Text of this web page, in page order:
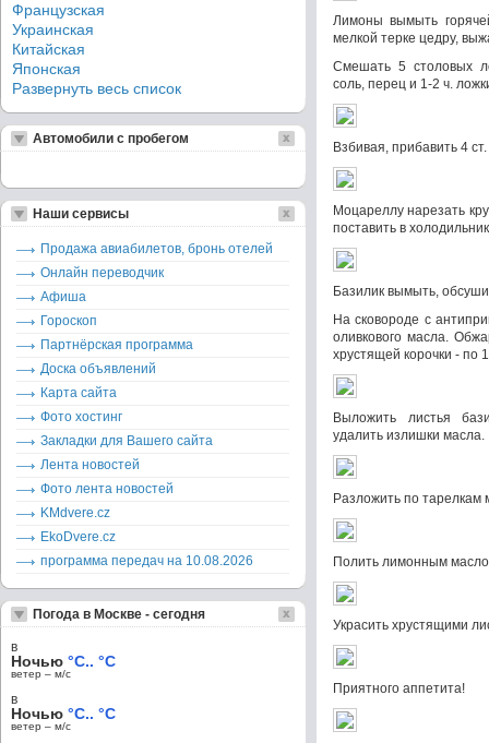
Лимоны вымыть
мелкой терке цедру,
Смешать 5 столовых
соль, перец и 1-2 ч.
Взбивая, прибавить 4
Моцареллу нарезать
поставить в
Базилик вымыть,
На сковороде с
оливкового масла.
хрустящей корочки - по
Выложить листья
удалить излишки масла.
Разложить по тарелкам
Полить лимонным
Украсить хрустящими
Приятного аппетита!
Французская
Украинская
Китайская
Японская
Развернуть весь список
Автомобили с пробегом
Наши сервисы
Продажа авиабилетов, бронь отелей
Онлайн переводчик
Афиша
Гороскоп
Партнёрская программа
Доска объявлений
Карта сайта
Фото хостинг
Закладки для Вашего сайта
Лента новостей
Фото лента новостей
KMdvere.cz
EkoDvere.cz
программа передач на 10.08.2026
Погода в Москве - сегодня
в
Ночью °C.. °C
ветер – м/c
в
Ночью °C.. °C
ветер – м/c